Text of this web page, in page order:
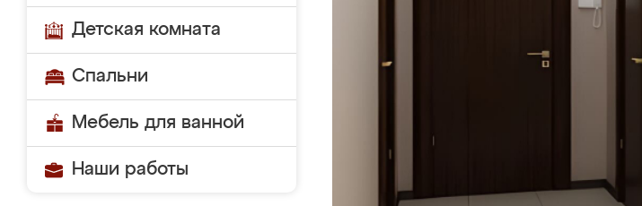
Детская комната
Спальни
Мебель для ванной
Наши работы